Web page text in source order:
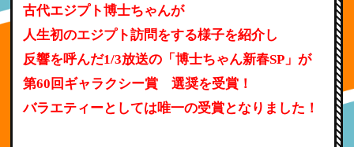
古代エジプト博士ちゃんが
人生初のエジプト訪問をする様子を紹介し
反響を呼んだ1/3放送の「博士ちゃん新春SP」が
第60回ギャラクシー賞 選奨を受賞！
バラエティーとしては唯一の受賞となりました！